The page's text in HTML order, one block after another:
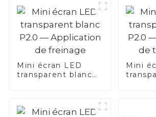
Mini écran LED
transparent blanc
Mini